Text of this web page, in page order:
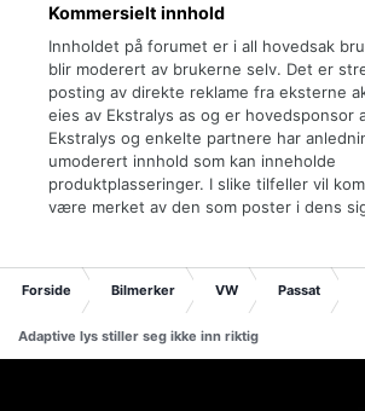
Kommersielt innhold
Innholdet på forumet er i all hovedsak
blir moderert av brukerne selv. Det er
posting av direkte reklame fra eksterne
eies av Ekstralys as og er hovedsponsor
Ekstralys og enkelte partnere har
umoderert innhold som kan inneholde
produktplasseringer. I slike tilfeller vil
være merket av den som poster i dens
Forside Bilmerker VW Passat
Adaptive lys stiller seg ikke inn riktig